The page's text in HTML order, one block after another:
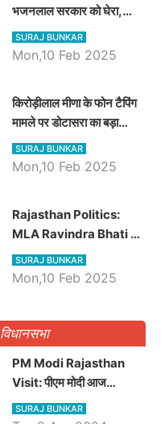
भजनलाल सरकार को घेरा,
Video में देखें अब तक बड़ी
खबरें
SURAJ BUNKAR
Mon,10 Feb 2025
किरोड़ीलाल मीणा के फोन टैपिंग
मामले पर डोटासरा का बड़ा
आरोप, वीडियो में देखें AZ बड़ी
खबरें
SURAJ BUNKAR
Mon,10 Feb 2025
Rajasthan Politics:
MLA Ravindra Bhati ने
प्रदेश की शिक्षा व्यवस्था पर
उठाए सवाल, Madan
SURAJ BUNKAR
Mon,10 Feb 2025
विधानसभा
PM Modi Rajasthan
Visit: पीएम मोदी आज
राजस्थान में कोटपूतली में करेंगे
SURAJ BUNKAR